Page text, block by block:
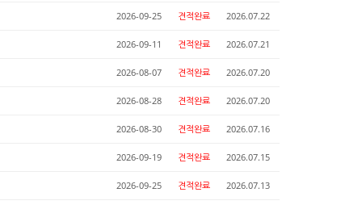
2026-09-25 견적완료 2026.07.22
2026-09-11 견적완료 2026.07.21
2026-08-07 견적완료 2026.07.20
2026-08-28 견적완료 2026.07.20
2026-08-30 견적완료 2026.07.16
2026-09-19 견적완료 2026.07.15
2026-09-25 견적완료 2026.07.13